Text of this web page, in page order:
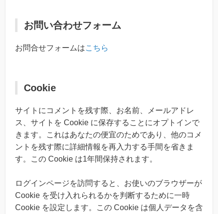
お問い合わせフォーム
お問合せフォームはこちら
Cookie
サイトにコメントを残す際、お名前、メールアドレ
ス、サイトを Cookie に保存することにオプトインで
きます。これはあなたの便宜のためであり、他のコメ
ントを残す際に詳細情報を再入力する手間を省きま
す。この Cookie は1年間保持されます。
ログインページを訪問すると、お使いのブラウザーが
Cookie を受け入れられるかを判断するために一時
Cookie を設定します。この Cookie は個人データを含